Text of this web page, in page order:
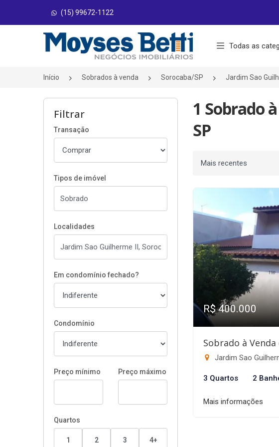
(15) 99672-1122
Página inicial Todas as
Início Sobrados à venda Sorocaba/SP Jardim Sao
Filtrar
Transação
Tipos de imóvel
Localidades
Em condomínio fechado?
Condomínio
Preço mínimo Preço máximo
Quartos
1 2 3 4+
1 Sobrado
SP
Ordenar por
R$ 400.000
Sobrado à
Jardim Sao
3 Quartos 2
Mais informações